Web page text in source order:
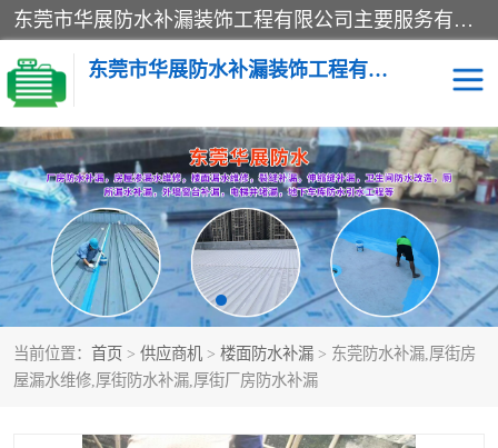
东莞市华展防水补漏装饰工程有限公司主要服务有：东莞防水补漏，东莞厂房防水补漏，东莞房屋渗漏水维修，楼面漏水维修，裂缝补漏，伸缩缝补漏，卫生间防水改造，厕所漏水补漏，外墙窗台补漏，电梯井堵漏，地下车库防水引水工程等
东莞市华展防水补漏装饰工程有限公司
当前位置： 首页 > 供应商机 > 楼面防水补漏 > 东莞防水补漏,厚街房
屋漏水维修,厚街防水补漏,厚街厂房防水补漏
楼面防水补漏 外墙防水补漏
阳台卫生间防水补漏 地下室防水补漏
金属房搭建及补漏